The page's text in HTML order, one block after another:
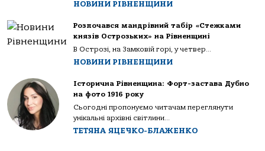
НОВИНИ РІВНЕНЩИНИ
Розпочався мандрівний табір «Стежками
князів Острозьких» на Рівненщині
В Острозі, на Замковій горі, у четвер...
НОВИНИ РІВНЕНЩИНИ
Історична Рівненщина: Форт-застава Дубно
на фото 1916 року
Сьогодні пропонуємо читачам переглянути
унікальні архівні світлини...
ТЕТЯНА ЯЦЕЧКО-БЛАЖЕНКО